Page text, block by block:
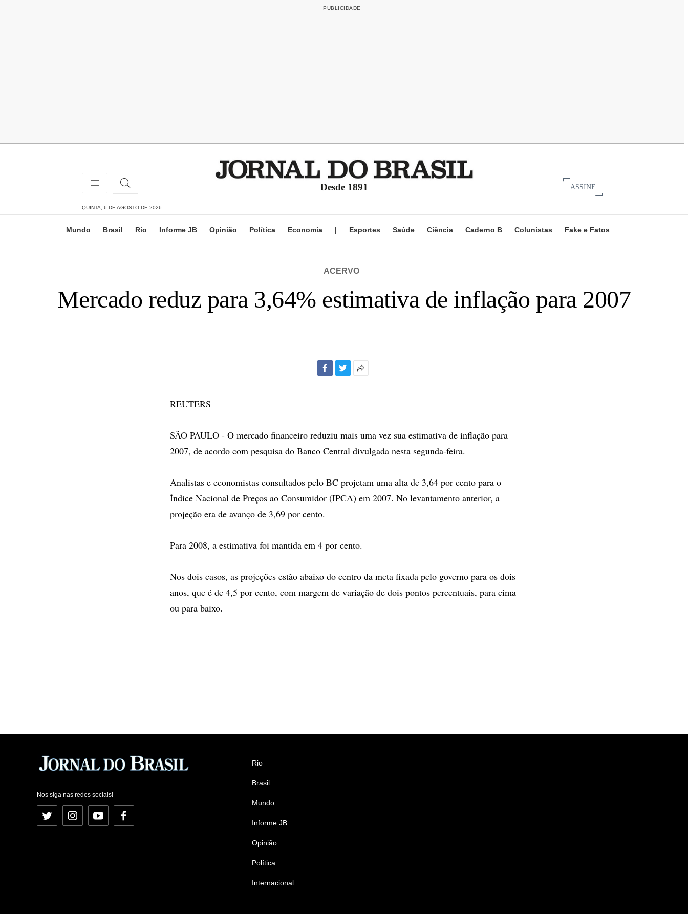
Desde 1891 ASSINE
QUINTA, 6 DE AGOSTO DE 2026
Mundo Brasil Rio Informe JB Opinião Política Economia | Esportes Saúde Ciência Caderno B Colunistas Fake e Fatos
ACERVO
Mercado reduz para 3,64% estimativa de inflação para 2007
REUTERS
SÃO PAULO - O mercado financeiro reduziu mais uma vez sua estimativa de inflação para
2007, de acordo com pesquisa do Banco Central divulgada nesta segunda-feira.
Analistas e economistas consultados pelo BC projetam uma alta de 3,64 por cento para o
Índice Nacional de Preços ao Consumidor (IPCA) em 2007. No levantamento anterior, a
projeção era de avanço de 3,69 por cento.
Para 2008, a estimativa foi mantida em 4 por cento.
Nos dois casos, as projeções estão abaixo do centro da meta fixada pelo governo para os dois
anos, que é de 4,5 por cento, com margem de variação de dois pontos percentuais, para cima
ou para baixo.
Nos siga nas redes sociais!
Twitter InstagramYouTubeFacebook
Rio
Brasil
Mundo
Informe JB
Opinião
Política
Internacional